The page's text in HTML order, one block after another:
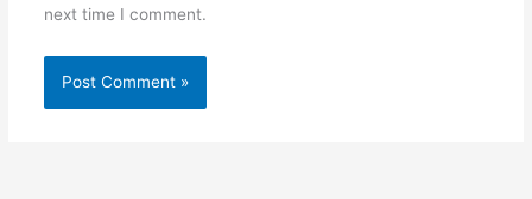
next time I comment.